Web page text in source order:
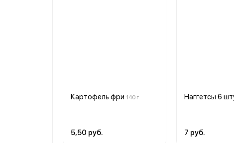
Картофель фри 140 г
5,50 руб.
Наггетсы 6
7 руб.